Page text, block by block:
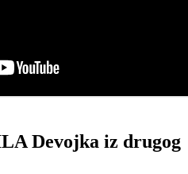
Devojka iz drugog